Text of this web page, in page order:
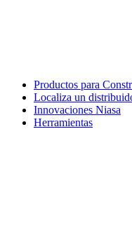
Productos para
Localiza un
Innovaciones Niasa
Herramientas